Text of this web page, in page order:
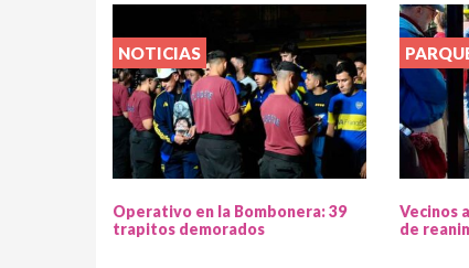
NOTICIAS
Operativo en la Bombonera: 39
trapitos demorados
Vecinos
de